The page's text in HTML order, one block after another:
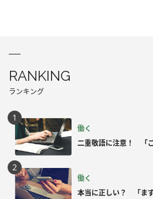
RANKING
ランキング
働く
二重敬語に注意！ 「
働く
本当に正しい？ 「ま